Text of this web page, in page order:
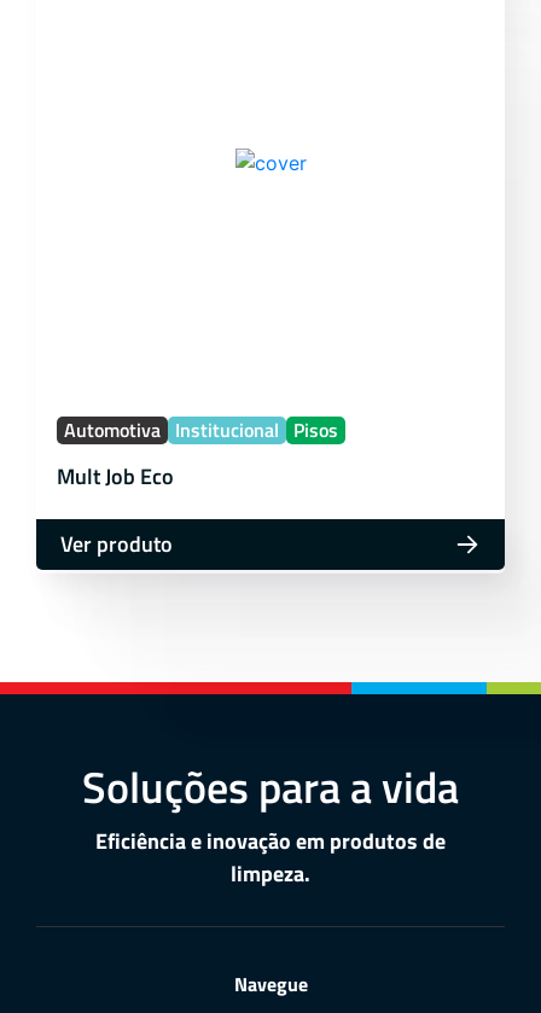
Automotiva Institucional Pisos
Mult Job Eco
Ver produto
Soluções para a vida
Eficiência e inovação em produtos de
limpeza.
Navegue